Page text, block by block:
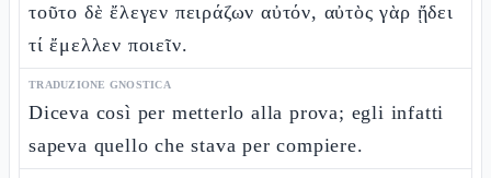
τοῦτο δὲ ἔλεγεν πειράζων αὐτόν, αὐτὸς γὰρ ᾔδει
τί ἔμελλεν ποιεῖν.
TRADUZIONE GNOSTICA
Diceva così per metterlo alla prova; egli infatti
sapeva quello che stava per compiere.